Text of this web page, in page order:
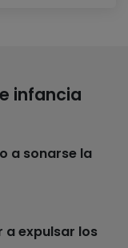
infancia
a sonarse la
a expulsar los